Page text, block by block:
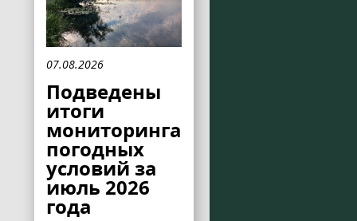
07.08.2026
Подведены
итоги
мониторинга
погодных
условий за
июль 2026
года